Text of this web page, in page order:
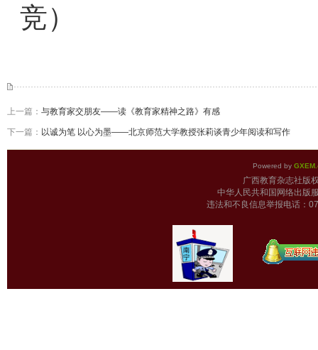
竞）
上一篇： 与教育家交朋友——读《教育家精神之路》有感
下一篇： 以诚为笔 以心为墨——北京师范大学教授张莉谈青少年阅读和写作
Powered by
广西教育杂志
中华人民共和国网络出版
违法和不良信息举报电话：